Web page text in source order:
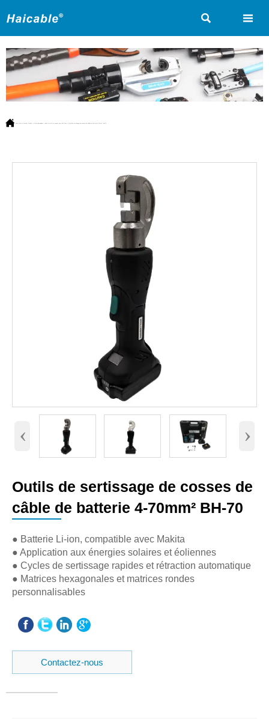
 
 Produit Pince à sertir et couper pour batteries Outils de sertissage de cosses de câble de batterie 4-70mm² BH-70
‹ ›
Outils de sertissage de cosses de
câble de batterie 4-70mm² BH-70
● Batterie Li-ion, compatible avec Makita
● Application aux énergies solaires et éoliennes
● Cycles de sertissage rapides et rétraction automatique
● Matrices hexagonales et matrices rondes
personnalisables
Contactez-nous